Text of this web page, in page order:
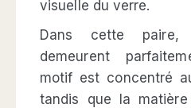
visuelle du verre.
Dans cette
demeurent
motif est concentré
tandis que la